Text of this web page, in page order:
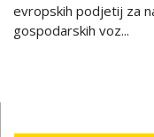
evropskih podjetij za
gospodarskih voz...